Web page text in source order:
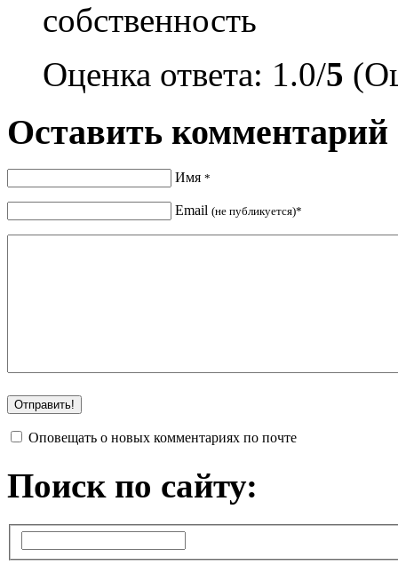
собственность
Оценка ответа: 1.0/5
Оставить комментарий
Имя *
Email (не публикуется)*
Оповещать о новых комментариях по почте
Поиск по сайту: